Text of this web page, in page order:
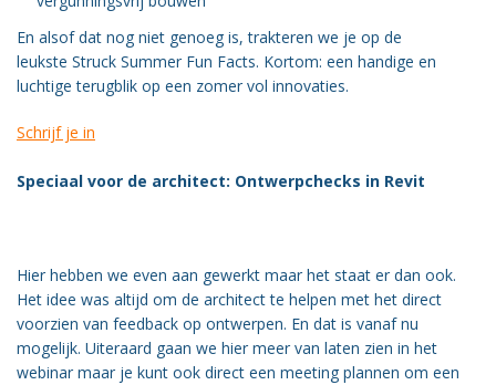
Contact
En alsof dat nog niet genoeg is, trakteren we je op de
leukste Struck Summer Fun Facts. Kortom: een handige en
luchtige terugblik op een zomer vol innovaties.
Schrijf je in
Speciaal voor de architect: Ontwerpchecks in Revit
Hier hebben we even aan gewerkt maar het staat er dan ook.
Het idee was altijd om de architect te helpen met het direct
voorzien van feedback op ontwerpen. En dat is vanaf nu
mogelijk. Uiteraard gaan we hier meer van laten zien in het
webinar maar je kunt ook direct een meeting plannen om een